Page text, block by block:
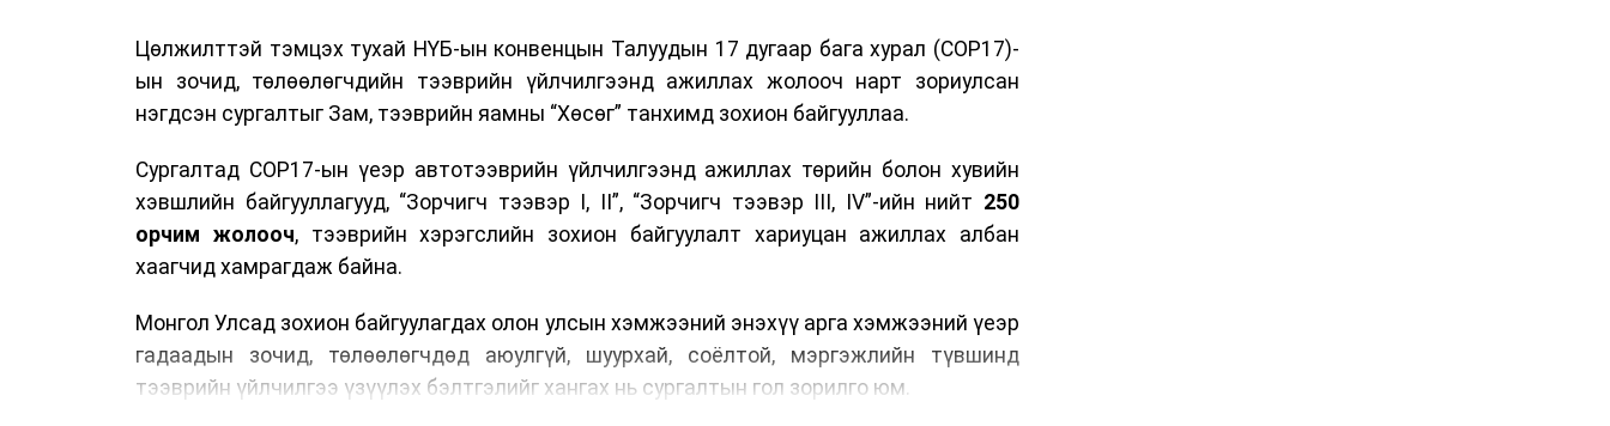
Цөлжилттэй тэмцэх тухай НҮБ-ын конвенцын Талуудын 17 дугаар бага хурал (COP17)-
ын зочид, төлөөлөгчдийн тээврийн үйлчилгээнд ажиллах жолооч нарт зориулсан
нэгдсэн сургалтыг Зам, тээврийн яамны “Хөсөг” танхимд зохион байгууллаа.
Сургалтад COP17-ын үеэр автотээврийн үйлчилгээнд ажиллах төрийн болон хувийн
хэвшлийн байгууллагууд, “Зорчигч тээвэр I, II”, “Зорчигч тээвэр III, IV”-ийн нийт 250
орчим жолооч, тээврийн хэрэгслийн зохион байгуулалт хариуцан ажиллах албан
хаагчид хамрагдаж байна.
Монгол Улсад зохион байгуулагдах олон улсын хэмжээний энэхүү арга хэмжээний үеэр
гадаадын зочид, төлөөлөгчдөд аюулгүй, шуурхай, соёлтой, мэргэжлийн түвшинд
тээврийн үйлчилгээ үзүүлэх бэлтгэлийг хангах нь сургалтын гол зорилго юм.